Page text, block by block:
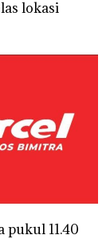
lokasi
pukul 11.40